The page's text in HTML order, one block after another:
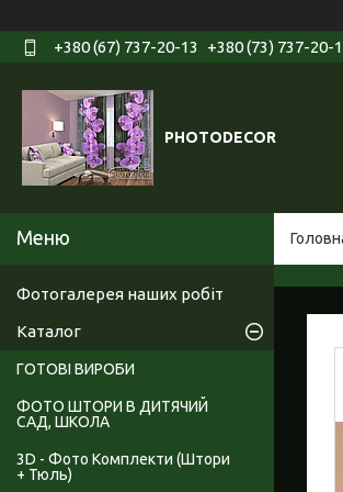
+380 (67) 737-20-13 +380 (73) 737-20-
PHOTODECOR
Фотогалерея наших робіт
Каталог
ГОТОВІ ВИРОБИ
ФОТО ШТОРИ В ДИТЯЧИЙ
САД, ШКОЛА
3D - Фото Комплекти (Штори
+ Тюль)